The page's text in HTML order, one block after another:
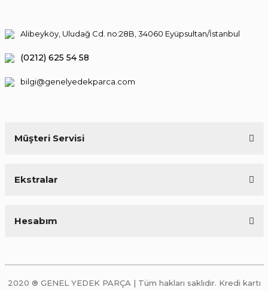
Müşteri Servisi
Ekstralar
Hesabım
2020 ® GENEL YEDEK PARÇA | Tüm hakları saklıdır. Kredi kartı
Alibeyköy, Uludağ Cd. no:28B, 34060 Eyüpsultan/İstanbul
(0212) 625 54 58
bilgi@genelyedekparca.com